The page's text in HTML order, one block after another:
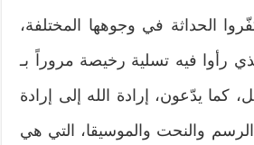
الحداثة في وجوهها المختلفة،
رأوا فيه تسلية رخيصة مروراً بـ
كما يدّعون، إرادة الله إلى إرادة
والنحت والموسيقا، التي هي